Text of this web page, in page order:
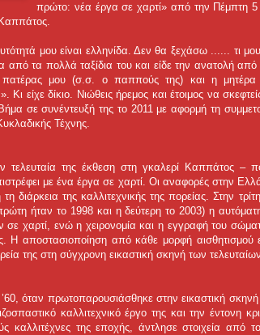
πρώτο: νέα έργα σε χαρτί» από την Πέμπτη 5
μου είναι ελληνίδα. Δεν θα ξεχάσω ...... τι
τα πολλά ταξίδια του και είδε την ανατολή
μου (σ.σ. ο παππούς της) και η μητέρα
είχε δίκιο. Νιώθεις ήρεμος και έτοιμος να
σε συνέντευξή της το 2011 με αφορμή τη
Τέχνης.
τελευταία της έκθεση στη γκαλερί Καππάτος –
με ένα έργα σε χαρτί. Οι αναφορές στην
διάρκεια της καλλιτεχνικής της πορείας. Στην
ήταν το 1998 και η δεύτερη το 2003) η
σε χαρτί, ενώ η χειρονομία και η εγγραφή του
Η αποστασιοποίηση από κάθε μορφή αισθητισμού
της στη σύγχρονη εικαστική σκηνή των
όταν πρωτοπαρουσιάσθηκε στην εικαστική
καλλιτεχνικό έργο της και την έντονη
καλλιτέχνες της εποχής, άντλησε στοιχεία από